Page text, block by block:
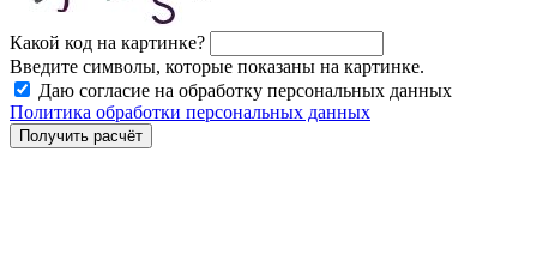
Какой код на картинке?
Введите символы, которые показаны на картинке.
Даю согласие на обработку персональных данных
Политика обработки персональных данных